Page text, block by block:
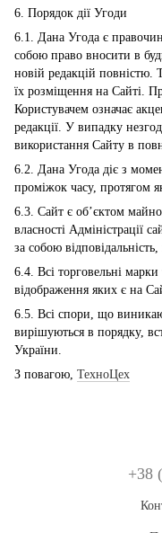
6. Порядок дії Угоди
6.1. Дана Угода є
собою право вносити в
новій редакцій повністю.
їх розміщення на Сайті.
Користувачем означає
редакції. У випадку
використання Сайту в
6.2. Дана Угода діє з
проміжок часу, протягом
6.3. Сайт є об’єктом
власності Адміністрації
за собою
6.4. Всі торговельні
відображення яких є на
6.5. Всі спори, що
вирішуються в порядку,
України.
З повагою, ТехноЦех
+38